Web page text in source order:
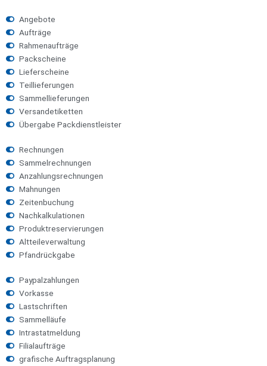
Angebote
Aufträge
Rahmenaufträge
Packscheine
Lieferscheine
Teillieferungen
Sammellieferungen
Versandetiketten
Übergabe Packdienstleister
Rechnungen
Sammelrechnungen
Anzahlungsrechnungen
Mahnungen
Zeitenbuchung
Nachkalkulationen
Produktreservierungen
Altteileverwaltung
Pfandrückgabe
Paypalzahlungen
Vorkasse
Lastschriften
Sammelläufe
Intrastatmeldung
Filialaufträge
grafische Auftragsplanung